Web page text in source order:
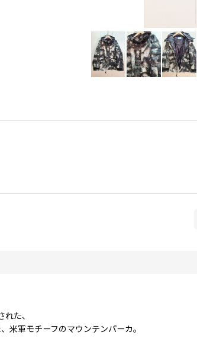
た、
米軍モチーフのマウンテンパーカ。